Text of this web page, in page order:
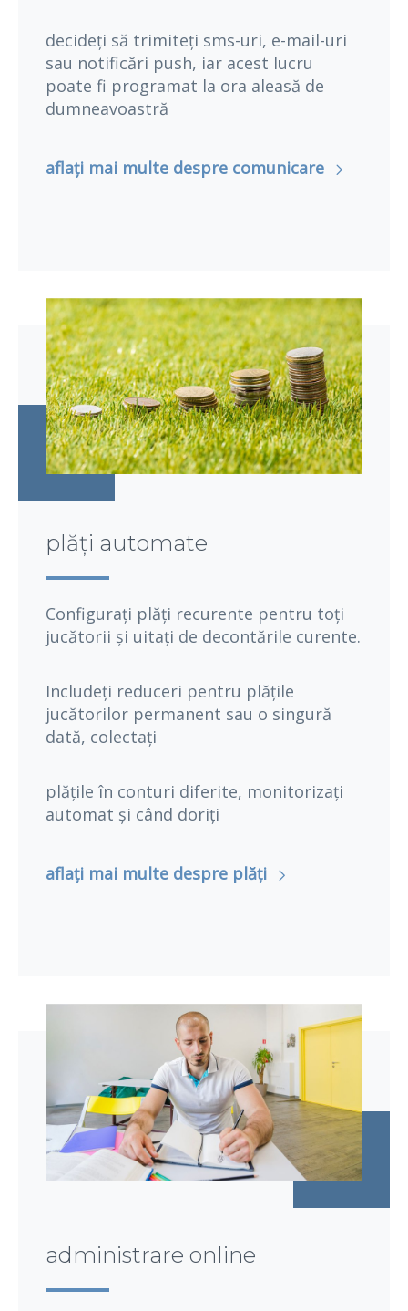
decideți să trimiteți sms-uri, e-mail-uri
sau notificări push, iar acest lucru
poate fi programat la ora aleasă de
dumneavoastră
aflați mai multe despre comunicare
plăți automate
Configurați plăți recurente pentru toți
jucătorii și uitați de decontările curente.
Includeți reduceri pentru plățile
jucătorilor permanent sau o singură
dată, colectați
plățile în conturi diferite, monitorizați
automat și când doriți
aflați mai multe despre plăți
administrare online